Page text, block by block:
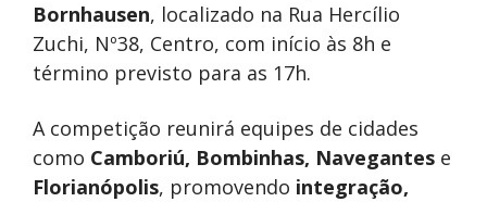
Bornhausen, localizado na Rua Hercílio
Zuchi, Nº38, Centro, com início às 8h e
término previsto para as 17h.
A competição reunirá equipes de cidades
como Camboriú, Bombinhas, Navegantes e
Florianópolis, promovendo integração,